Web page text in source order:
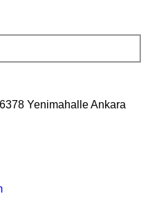
Yenimahalle Ankara